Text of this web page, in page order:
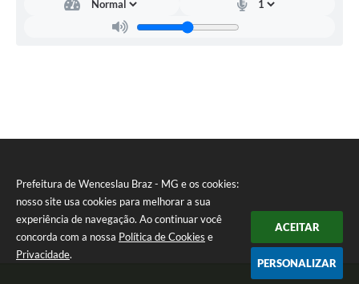
Prefeitura de Wenceslau Braz - MG e os cookies:
nosso site usa cookies para melhorar a sua
experiência de navegação. Ao continuar você
concorda com a nossa Política de Cookies e
Privacidade.
ACEITAR
PERSONALIZAR